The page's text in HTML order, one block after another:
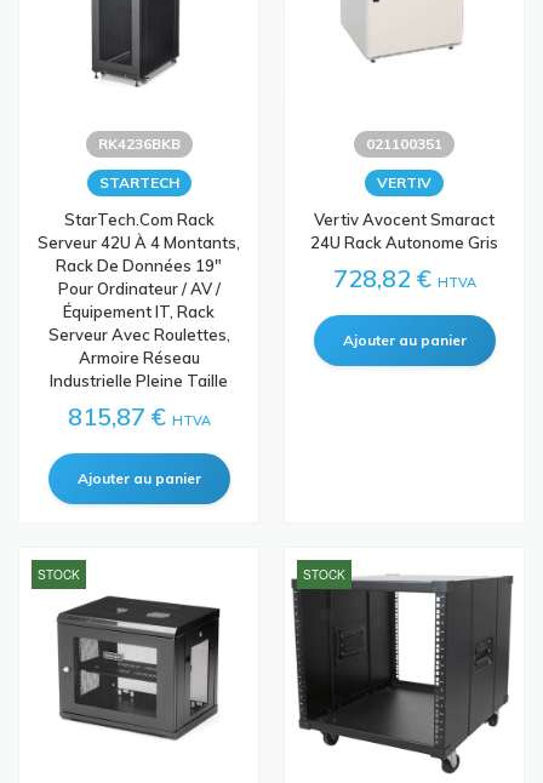
RK4236BKB
STARTECH
StarTech.com Rack
Serveur 42U À 4 Montants,
Rack De Données 19"
Pour Ordinateur / AV /
Équipement IT, Rack
Serveur Avec Roulettes,
Armoire Réseau
Industrielle Pleine Taille
815,87 € HTVA
021100351
VERTIV
Vertiv Avocent Smaract
24U Rack Autonome Gris
728,82 € HTVA
STOCK STOCK